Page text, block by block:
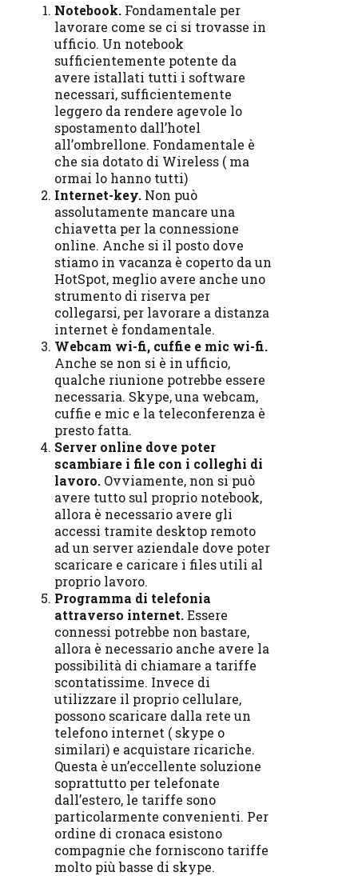
Notebook. Fondamentale per
lavorare come se ci si trovasse in
ufficio. Un notebook
sufficientemente potente da
avere istallati tutti i software
necessari, sufficientemente
leggero da rendere agevole lo
spostamento dall’hotel
all’ombrellone. Fondamentale è
che sia dotato di Wireless ( ma
ormai lo hanno tutti)
Internet-key. Non può
assolutamente mancare una
chiavetta per la connessione
online. Anche si il posto dove
stiamo in vacanza è coperto da un
HotSpot, meglio avere anche uno
strumento di riserva per
collegarsi, per lavorare a distanza
internet è fondamentale.
Webcam wi-fi, cuffie e mic wi-fi.
Anche se non si è in ufficio,
qualche riunione potrebbe essere
necessaria. Skype, una webcam,
cuffie e mic e la teleconferenza è
presto fatta.
Server online dove poter
scambiare i file con i colleghi di
lavoro. Ovviamente, non si può
avere tutto sul proprio notebook,
allora è necessario avere gli
accessi tramite desktop remoto
ad un server aziendale dove poter
scaricare e caricare i files utili al
proprio lavoro.
Programma di telefonia
attraverso internet.Essere
connessi potrebbe non bastare,
allora è necessario anche avere la
possibilità di chiamare a tariffe
scontatissime. Invece di
utilizzare il proprio cellulare,
possono scaricare dalla rete un
telefono internet ( skype o
similari) e acquistare ricariche.
Questa è un’eccellente soluzione
soprattutto per telefonate
dall’estero, le tariffe sono
particolarmente convenienti. Per
ordine di cronaca esistono
compagnie che forniscono tariffe
molto più basse di skype.